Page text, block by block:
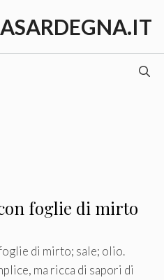
foglie di mirto
di mirto; sale; olio.
ma ricca di sapori di